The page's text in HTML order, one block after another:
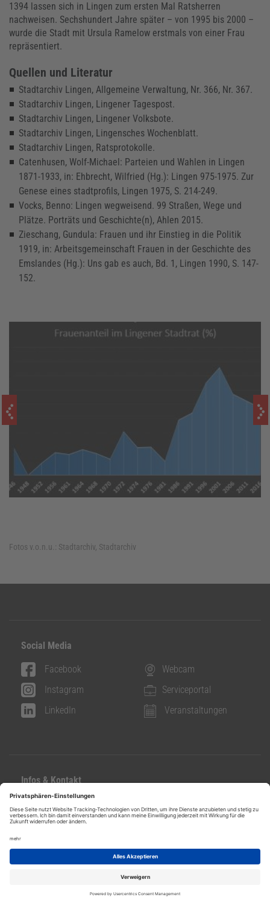
1394 lassen sich in Lingen zum ersten Mal Ratsherren
nachweisen. Sechshundert Jahre später – von 1995 bis 2000 –
wurde die Stadt mit Ursula Ramelow erstmals von einer Frau
repräsentiert.
Quellen und Literatur
Stadtarchiv Lingen, Allgemeine Verwaltung, Nr. 366, Nr. 367.
Stadtarchiv Lingen, Lingener Tagespost.
Stadtarchiv Lingen, Lingener Volksbote.
Stadtarchiv Lingen, Lingensches Wochenblatt.
Stadtarchiv Lingen, Ratsprotokolle.
Catenhusen, Wolf-Michael: Parteien und Wahlen in Lingen
1871-1933, in: Ehbrecht, Wilfried (Hg.): Lingen 975-1975. Zur
Genese eines stadtprofils, Lingen 1975, S. 214-249.
Vocks, Benno: Lingen wegweisend. 99 Straßen, Wege und
Plätze. Porträts und Geschichte(n), Ahlen 2015.
Zieschang, Gundula: Frauen und ihr Einstieg in die Politik
1919, in: Arbeitsgemeinschaft Frauen in der Geschichte des
Emslandes (Hg.): Uns gab es auch, Bd. 1, Lingen 1990, S. 147-
152.
Fotos v.o.n.u.: Stadtarchiv, Stadtarchiv
Social Media
Facebook
Instagram
LinkedIn
Webcam
Serviceportal
Veranstaltungen
Infos & Kontakt
Kontakt
Datenschutz
Ideen- und Beschwerdeservice